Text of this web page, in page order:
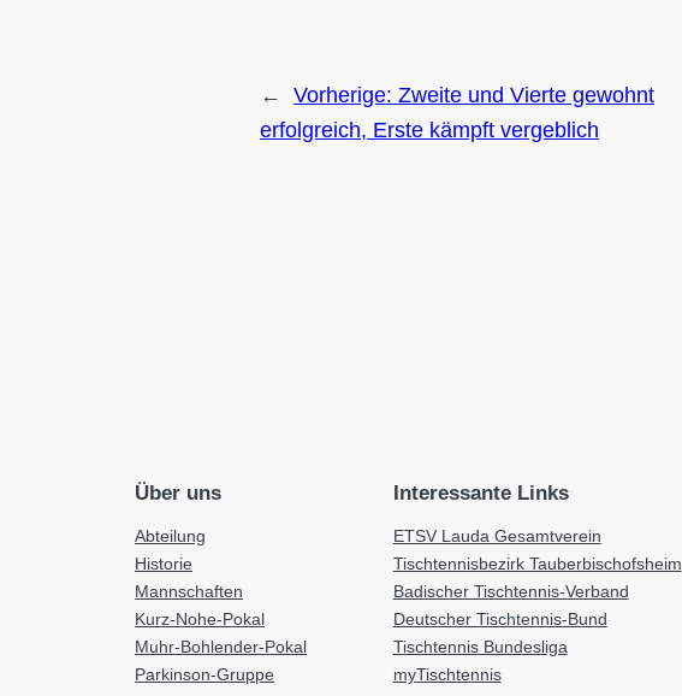
← Vorherige: Zweite und Vierte gewohnt
erfolgreich, Erste kämpft vergeblich
Über uns
Abteilung
Historie
Mannschaften
Kurz-Nohe-Pokal
Muhr-Bohlender-Pokal
Parkinson-Gruppe
Interessante Links
ETSV Lauda Gesamtverein
Tischtennisbezirk Tauberbischofsheim
Badischer Tischtennis-Verband
Deutscher Tischtennis-Bund
Tischtennis Bundesliga
myTischtennis